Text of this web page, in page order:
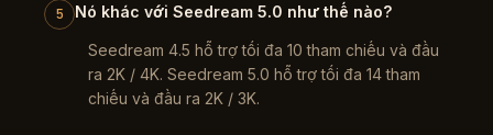
5 Nó khác với Seedream 5.0 như thế nào?
Seedream 4.5 hỗ trợ tối đa 10 tham chiếu và đầu
ra 2K / 4K. Seedream 5.0 hỗ trợ tối đa 14 tham
chiếu và đầu ra 2K / 3K.